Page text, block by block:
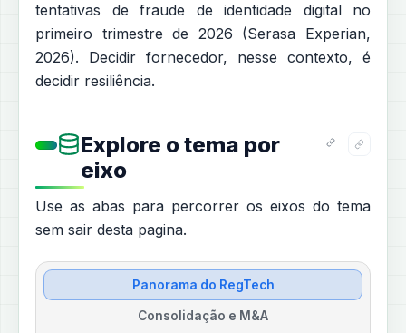
tentativas de fraude de identidade digital no
primeiro trimestre de 2026 (Serasa Experian,
2026). Decidir fornecedor, nesse contexto, é
decidir resiliência.
Explore o tema por
eixo
Use as abas para percorrer os eixos do tema
sem sair desta pagina.
Panorama do RegTech
Consolidação e M&A